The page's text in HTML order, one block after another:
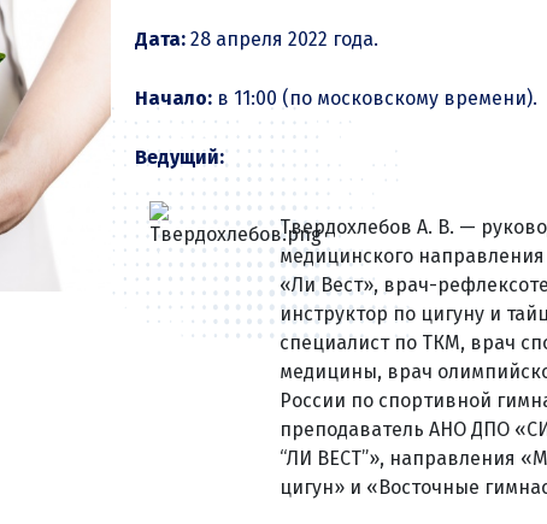
Дата: 28 апреля 2022 года.
Начало: в 11:00 (по московскому времени).
Ведущий:
Твердохлебов А. В. —
медицинского
«Ли Вест», врач-
инструктор по цигуну и
специалист по ТКМ, врач
медицины, врач
России по спортивной
преподаватель АНО ДПО
“ЛИ ВЕСТ”», направления
цигун» и «Восточные